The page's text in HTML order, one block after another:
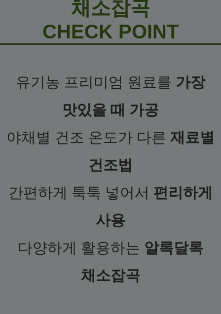
채소잡곡
CHECK POINT
유기농 프리미엄 원료를 가장
맛있을 때 가공
야채별 건조 온도가 다른 재료별
건조법
간편하게 툭툭 넣어서 편리하게
사용
다양하게 활용하는 알록달록
채소잡곡